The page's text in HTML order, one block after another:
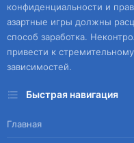
конфиденциальности и
азартные игры должны
способ заработка.
привести к
зависимостей.
Быстрая навигация
Главная